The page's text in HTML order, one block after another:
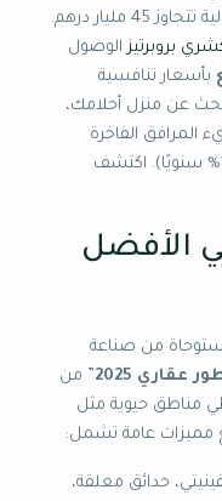
و11,000 وحدة سكنية مُسلّمة، وقيمة إجمالية تتجاوز 45 مليار درهم.
بروبرتيز الوصول
بأسعار تنافسية
عن منزل أحلامك،
المرافق الفاخرة
والعوائد الاستثمارية العالية (تصل إلى 8-10% سنويًا). اكتشف
الأفضل
من صناعة
عقاري 2025
” من
مناطق حيوية مثل
حدائق معلقة،